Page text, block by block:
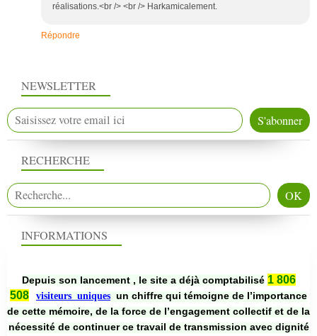
réalisations.<br /> <br /> Harkamicalement.
Répondre
NEWSLETTER
RECHERCHE
INFORMATIONS
Depuis son lancement , le site a déjà comptabilisé 1 806
508
visiteurs uniques un chiffre qui témoigne de l’importance
de cette mémoire, de la force de l’engagement collectif et de la
nécessité de continuer ce travail de transmission avec dignité